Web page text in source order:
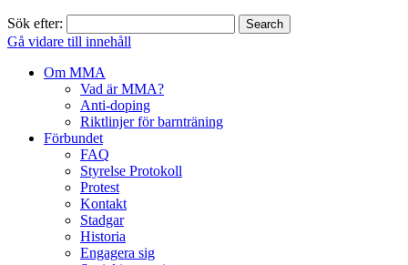
Sök efter:
Gå vidare till innehåll
Om MMA
Vad är MMA?
Anti-doping
Riktlinjer för barnträning
Förbundet
FAQ
Styrelse Protokoll
Protest
Kontakt
Stadgar
Historia
Engagera sig